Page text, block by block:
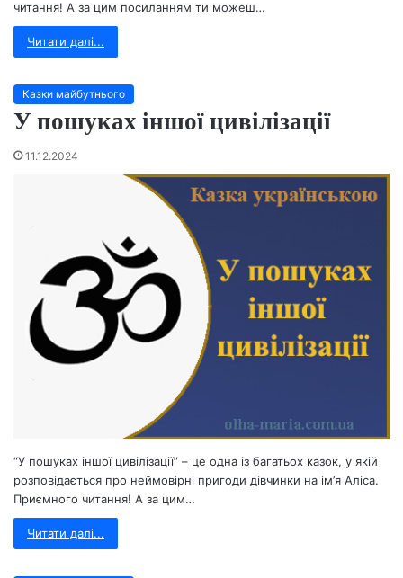
читання! А за цим посиланням ти можеш…
Читати далі...
Казки майбутнього
У пошуках іншої цивілізації
11.12.2024
“У пошуках іншої цивілізації” – це одна із багатьох казок, у якій
розповідається про неймовірні пригоди дівчинки на ім’я Аліса.
Приємного читання! А за цим…
Читати далі...